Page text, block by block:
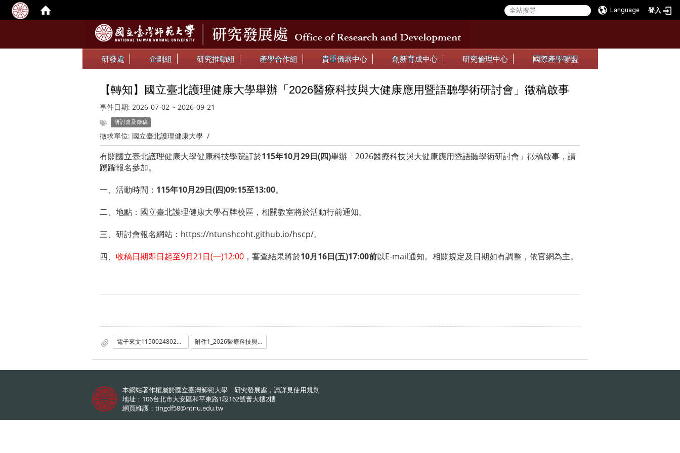
Language 登入
:::
:::
研發處 企劃組 研究推動組 產學合作組 貴重儀器中心 創新育成中心 研究倫理中心 國際產學聯盟
【轉知】國立臺北護理健康大學舉辦「2026醫療科技與大健康應用暨語聽學術研討會」徵稿啟事
事件日期: 2026-07-02 ~ 2026-09-21
研討會及徵稿
徵求單位: 國立臺北護理健康大學 /
有關國立臺北護理健康大學健康科技學院訂於115年10月29日(四)舉辦「2026醫療科技與大健康應用暨語聽學術研討會」徵稿啟事，請
踴躍報名參加。
一、活動時間： 115年10月29日(四)09:15至13:00。
二、地點：國立臺北護理健康大學石牌校區，相關教室將於活動行前通知。
三、研討會報名網站： https://ntunshcoht.github.io/hscp/。
四、 收稿日期即日起至9月21日(一)12:00 ，審查結果將於10月16日(五)17:00前以E-mail通知。相關規定及日期如有調整，依官網為主。
電子來文1150024802國立臺北護理健康大學函.pdf 附件1_2026醫療科技與大健康應用暨語聽學術研討會.pdf
本網站著作權屬於國立臺灣師範大學 研究發展處，請詳見使用規則
地址：106台北市大安區和平東路1段162號普大樓2樓
網頁維護： tingdf58@ntnu.edu.tw